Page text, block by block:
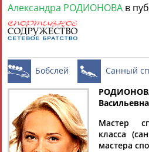
9
СПОРТСМЕНЫ, ТРЕНЕРЫ И
Найдено: 13181персон
Александра РОДИОНОВА в
Бобслей
Васильевна
Мастер
класса
мастера